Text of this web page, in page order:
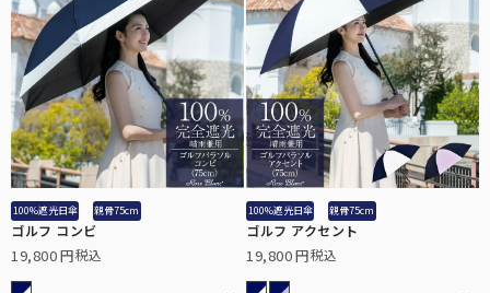
100%遮光日傘 親骨75cm
ゴルフ コンビ
19,800 税込
100%遮光日傘 親骨75cm
ゴルフ アクセント
19,800 税込